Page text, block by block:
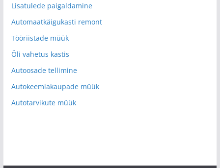
Lisatulede paigaldamine
Automaatkäigukasti remont
Tööriistade müük
Õli vahetus kastis
Autoosade tellimine
Autokeemiakaupade müük
Autotarvikute müük